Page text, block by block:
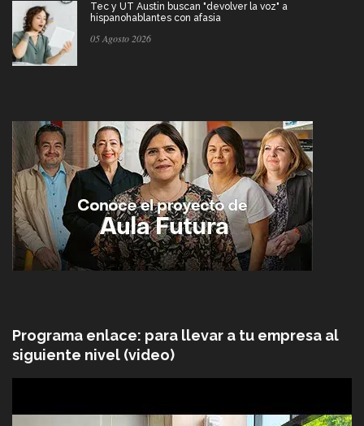
Tec y UT Austin buscan "devolver la voz" a
hispanohablantes con afasia
05 Agosto 2026
Programa enlace: para llevar a tu empresa al
siguiente nivel (video)